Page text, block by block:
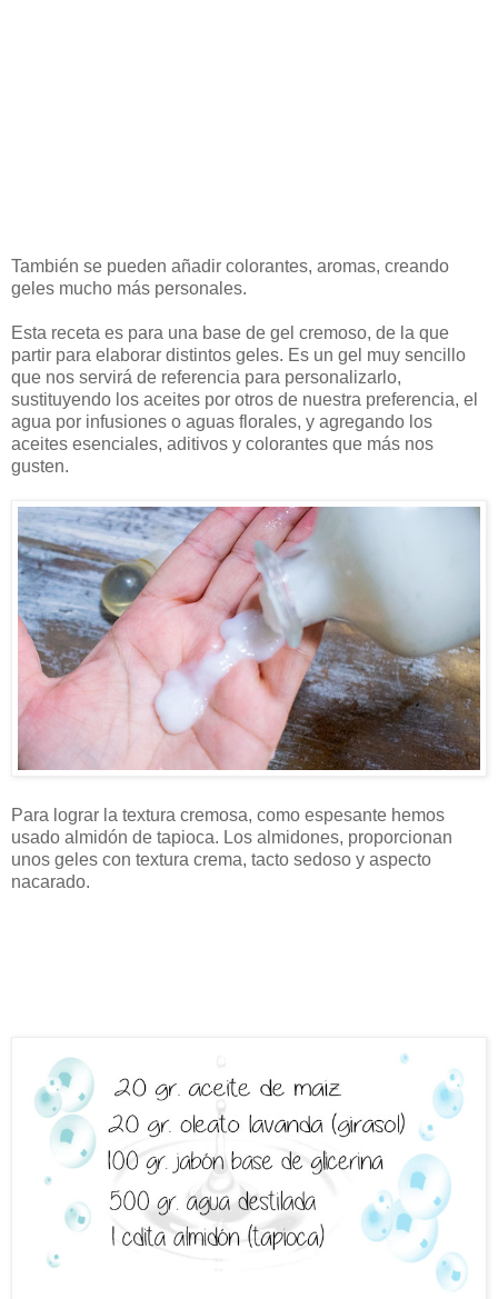
También se pueden añadir colorantes, aromas, creando
geles mucho más personales.
Esta receta es para una base de gel cremoso, de la que
partir para elaborar distintos geles. Es un gel muy sencillo
que nos servirá de referencia para personalizarlo,
sustituyendo los aceites por otros de nuestra preferencia, el
agua por infusiones o aguas florales, y agregando los
aceites esenciales, aditivos y colorantes que más nos
gusten.
Para lograr la textura cremosa, como espesante hemos
usado almidón de tapioca. Los almidones, proporcionan
unos geles con textura crema, tacto sedoso y aspecto
nacarado.